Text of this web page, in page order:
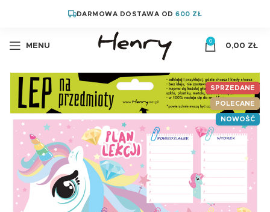
DARMOWA DOSTAWA OD600 ZŁ
MENU
0
0,00 ZŁ
SPRZEDANE
POLECANE
NOWOŚĆ